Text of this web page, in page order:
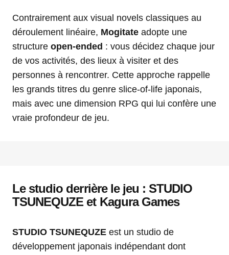
Contrairement aux visual novels classiques au
déroulement linéaire, Mogitate adopte une
structure open-ended : vous décidez chaque jour
de vos activités, des lieux à visiter et des
personnes à rencontrer. Cette approche rappelle
les grands titres du genre slice-of-life japonais,
mais avec une dimension RPG qui lui confère une
vraie profondeur de jeu.
Le studio derrière le jeu : STUDIO
TSUNEQUZE et Kagura Games
STUDIO TSUNEQUZE est un studio de
développement japonais indépendant dont